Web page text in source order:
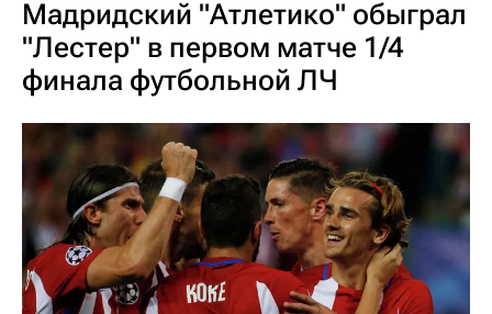
Мадридский "Атлетико" обыграл
"Лестер" в первом матче 1/4
финала футбольной ЛЧ